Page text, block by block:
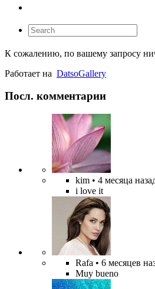
К сожалению, по вашему запросу
Работает на DatsoGallery
Посл. комментарии
kim • 4 месяца
i love it
Rafa • 6 месяцев
Muy bueno